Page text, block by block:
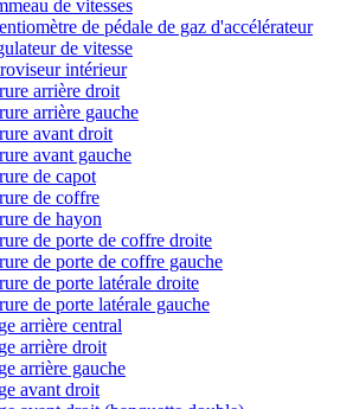
de vitesses
de pédale de gaz d'accélérateur
de vitesse
intérieur
arrière droit
arrière gauche
avant droit
avant gauche
de capot
de coffre
de hayon
de porte de coffre droite
de porte de coffre gauche
de porte latérale droite
de porte latérale gauche
arrière central
arrière droit
arrière gauche
avant droit